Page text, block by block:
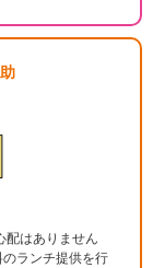
配はありません
ランチ提供を行